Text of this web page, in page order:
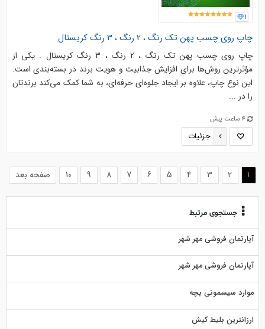
1
چاپ روی چسب پهن تک رنگ ، 2 رنگ ، 3 رنگ کریستال
چاپ روی چسب پهن تک رنگ ، 2 رنگ ، 3 رنگ کریستال . یکی از
مؤثرترین روش‌ها برای افزایش جذابیت و هویت برند در بسته‌بندی است.
این نوع چاپ، علاوه بر ایجاد جلوه‌ای حرفه‌ای، به شما کمک می‌کند برندتان
را در ...
4 ساعت پیش
جزئیات
1
(current)
2
3
4
5
6
7
8
9
10 صفحه بعد
جستجوی مرتبط
آپارتمان فروشی مهر شهر
آپارتمان فروشی مهر شهر
موارد سیسمونی بچه
ارزانترین بلیط کیش